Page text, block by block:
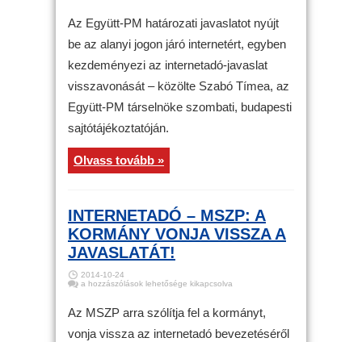
Együtt-
PM
határozati
javaslatot
be
alanyi
jogon
internetért
Az Együtt-PM határozati javaslatot nyújt
be az alanyi jogon járó internetért, egyben
kezdeményezi az internetadó-javaslat
visszavonását – közölte Szabó Tímea, az
Együtt-PM társelnöke szombati, budapesti
sajtótájékoztatóján.
Olvass tovább »
INTERNETADÓ – MSZP: A
KORMÁNY VONJA VISSZA A
JAVASLATÁT!
2014-10-24
Internetadó
a
kormány
vonja
vissza
a hozzászólások lehetősége kikapcsolva
Az MSZP arra szólítja fel a kormányt,
vonja vissza az internetadó bevezetéséről